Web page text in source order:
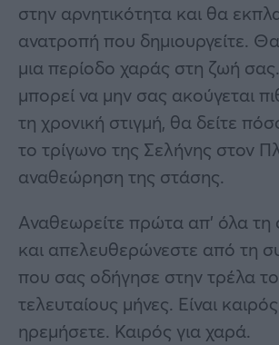
στην αρνητικότητα και θα
ανατροπή που δημιουργείτε.
μια περίοδο χαράς στη ζωή
μπορεί να μην σας ακούγεται
τη χρονική στιγμή, θα δείτε
το τρίγωνο της Σελήνης στον
αναθεώρηση της στάσης.
Αναθεωρείτε πρώτα απ’ όλα
και απελευθερώνεστε από τη
που σας οδήγησε στην τρέλα
τελευταίους μήνες. Είναι
ηρεμήσετε. Καιρός για χαρά.